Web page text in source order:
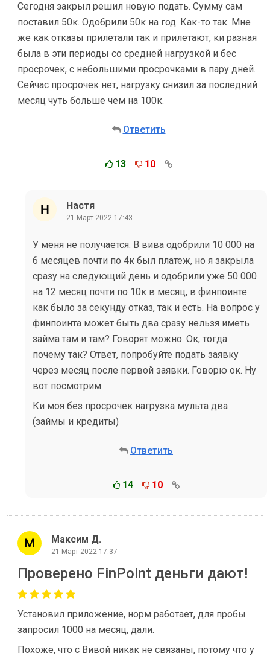
Сегодня закрыл решил новую подать. Сумму сам
поставил 50к. Одобрили 50к на год. Как-то так. Мне
же как отказы прилетали так и прилетают, ки разная
была в эти периоды со средней нагрузкой и бес
просрочек, с небольшими просрочками в пару дней.
Сейчас просрочек нет, нагрузку снизил за последний
месяц чуть больше чем на 100к.
Ответить
13 10
Настя
21 Март 2022 17:43
У меня не получается. В вива одобрили 10 000 на
6 месяцев почти по 4к был платеж, но я закрыла
сразу на следующий день и одобрили уже 50 000
на 12 месяц почти по 10к в месяц, в финпоинте
как было за секунду отказ, так и есть. На вопрос у
финпоинта может быть два сразу нельзя иметь
займа там и там? Говорят можно. Ок, тогда
почему так? Ответ, попробуйте подать заявку
через месяц после первой заявки. Говорю ок. Ну
вот посмотрим.
Ки моя без просрочек нагрузка мульта два
(займы и кредиты)
Ответить
14 10
Максим Д.
21 Март 2022 17:37
Проверено FinPoint деньги дают!
Установил приложение, норм работает, для пробы
запросил 1000 на месяц, дали.
Похоже, что с Вивой никак не связаны, потому что у